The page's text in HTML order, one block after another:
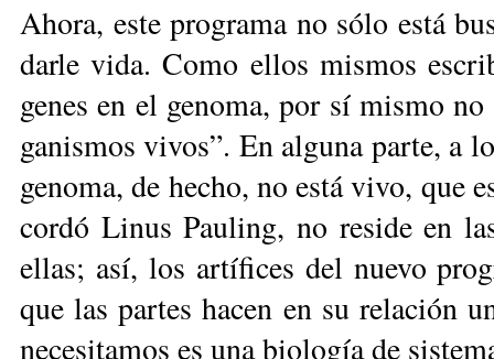
Aho­ra, es­te pro­gra­ma no só­lo es­tá
dar­le vi­da. Co­mo ellos mis­mos
ge­nes en el ge­no­ma, por sí mis­mo
ga­nis­mos vi­vos”. En al­gu­na par­te, a
ge­no­ma, de he­cho, no está vi­vo,
cor­dó Li­nus Pau­ling, no re­si­de en
ellas; así, los ar­tí­fi­ces del nue­vo
que las par­tes ha­cen en su re­la­ción
ne­ce­si­ta­mos es una bio­lo­gía de